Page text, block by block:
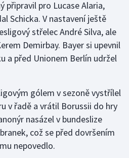
připravil pro Lucase Alaria,
Schicka. V nastavení ještě
střelec André Silva, ale
Demirbay. Bayer si upevnil
a před Unionem Berlín udržel
gólem v sezoně vystřílel
v řadě a vrátil Borussii do hry
nasázel v bundeslize
což se před dovršením
nepovedlo.